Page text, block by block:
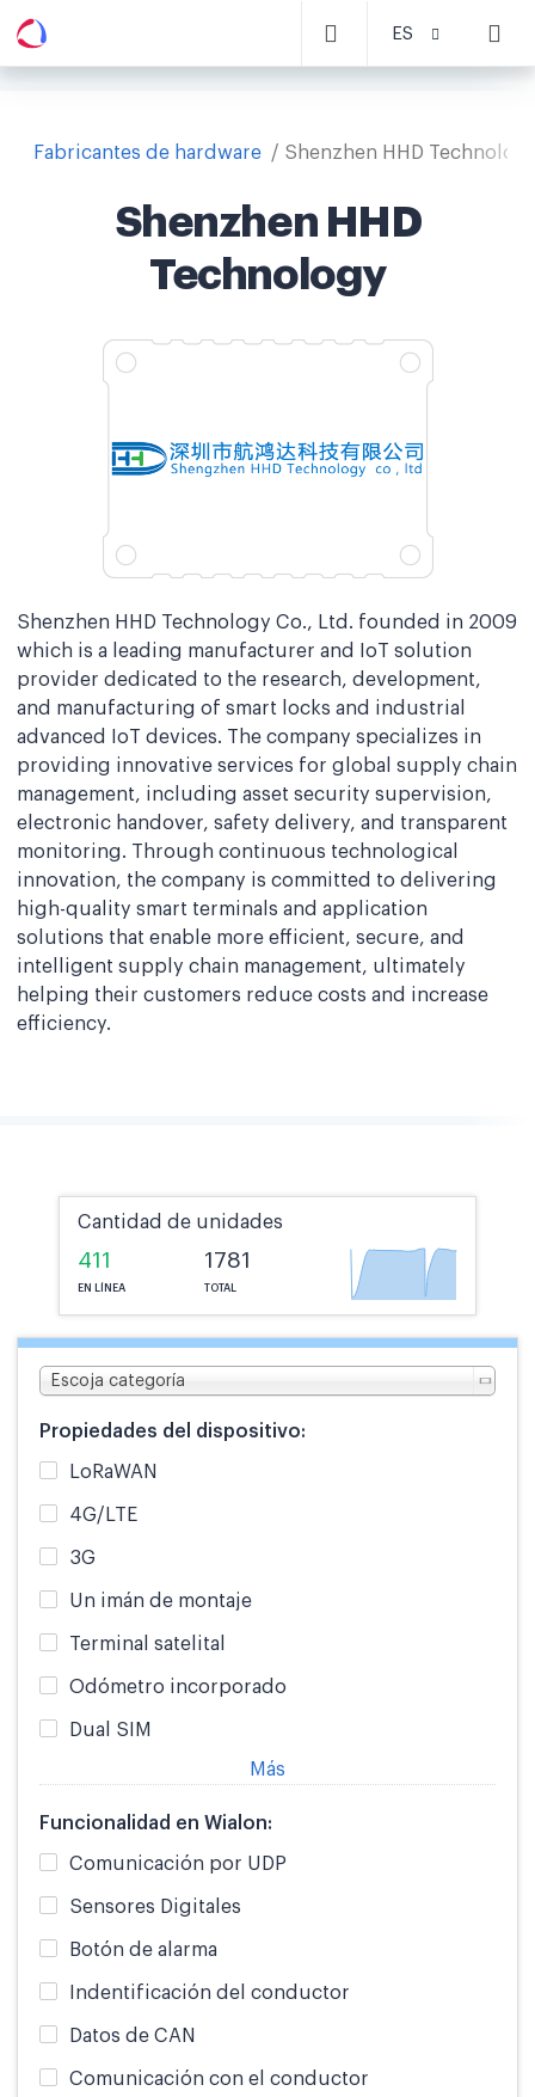
ES
Fabricantes de hardware Shenzhen HHD
Shenzhen HHD
Technology
Shenzhen HHD Technology Co., Ltd. founded in 2009
which is a leading manufacturer and IoT solution
provider dedicated to the research, development,
and manufacturing of smart locks and industrial
advanced IoT devices. The company specializes in
providing innovative services for global supply chain
management, including asset security supervision,
electronic handover, safety delivery, and transparent
monitoring. Through continuous technological
innovation, the company is committed to delivering
high-quality smart terminals and application
solutions that enable more efficient, secure, and
intelligent supply chain management, ultimately
helping their customers reduce costs and increase
efficiency.
Cantidad de unidades
411
EN LÍNEA
1781
TOTAL
Escoja categoría
Propiedades del dispositivo:
LoRaWAN
4G/LTE
3G
Un imán de montaje
Terminal satelital
Odómetro incorporado
Dual SIM
Más
Funcionalidad en Wialon:
Comunicación por UDP
Sensores Digitales
Botón de alarma
Indentificación del conductor
Datos de CAN
Comunicación con el conductor